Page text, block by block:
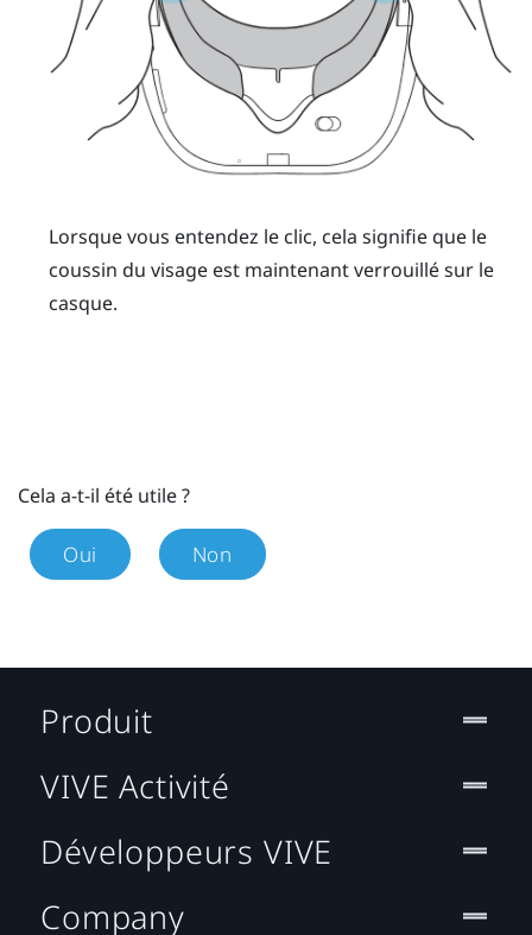
Lorsque vous entendez le clic, cela signifie que le
coussin du visage est maintenant verrouillé sur le
casque.
Cela a-t-il été utile ?
Oui Non
Produit
VIVE Activité
Développeurs VIVE
Company